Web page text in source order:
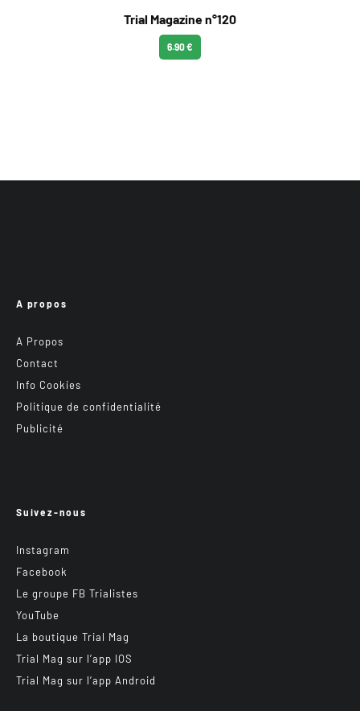
Trial Magazine n°120
6.90 €
A propos
A Propos
Contact
Info Cookies
Politique de confidentialité
Publicité
Suivez-nous
Instagram
Facebook
Le groupe FB Trialistes
YouTube
La boutique Trial Mag
Trial Mag sur l’app IOS
Trial Mag sur l’app Android